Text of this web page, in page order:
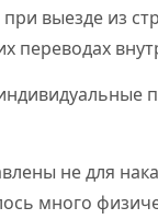
выезде из
переводах
не для
много